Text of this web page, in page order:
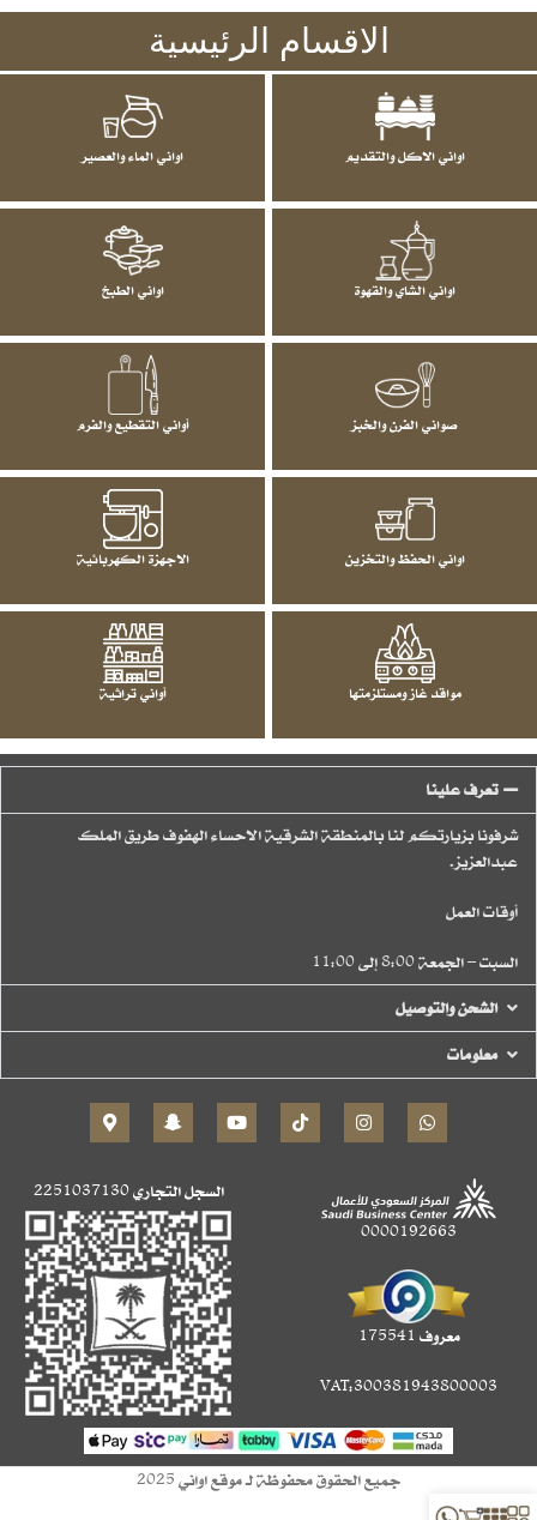
الاقسام الرئيسية
اواني الاكل والتقديم اواني الماء والعصير
اواني الشاي والقهوة اواني الطبخ
صواني الفرن والخبز أواني التقطيع والفرم
اواني الحفظ والتخزين الاجهزة الكهربائية
مواقد غاز ومستلزمتها أواني تراثية
تعرف علينا
شرفونا بزيارتكم لنا بالمنطقة الشرقية الاحساء الهفوف طريق الملك
عبدالعزيز.
أوقات العمل
السبت – الجمعة 8:00 إلى 11:00
الشحن والتوصيل
معلومات
0000192663
معروف 175541
VAT:300381943800003
السجل التجاري2251037130
جميع الحقوق محفوظة لـ موقع اواني 2025